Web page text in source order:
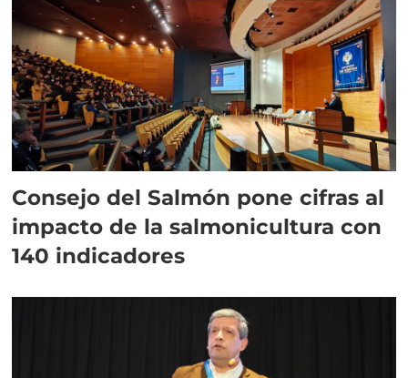
Consejo del Salmón pone cifras al
impacto de la salmonicultura con
140 indicadores